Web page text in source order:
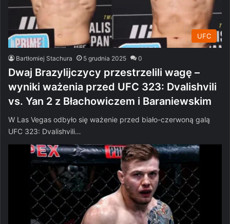
UFC
Bartłomiej Stachura 5 grudnia 2025 0
Dwaj Brazylijczycy przestrzelili wagę –
wyniki ważenia przed UFC 323: Dvalishvili
vs. Yan 2 z Błachowiczem i Baraniewskim
W Las Vegas odbyło się ważenie przed biało-czerwoną galą
UFC 323: Dvalishvili…